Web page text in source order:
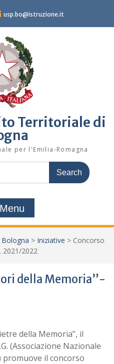
usp.bo@istruzione.it
Territoriale di
per l'Emilia-Romagna
Menu
> Iniziative > Concorso
2021/2022
della Memoria”-
della Memoria”, il
(Associazione Nazionale
il concorso